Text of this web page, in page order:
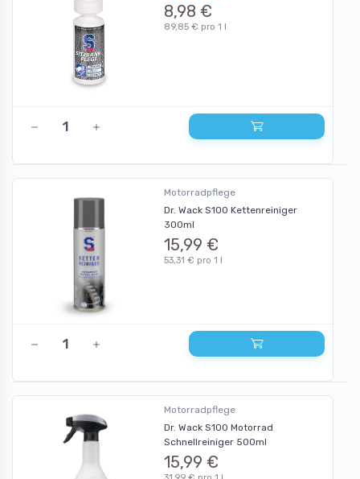
8,98 €
89,85 € pro 1 l
Motorradpflege
Dr. Wack S100 Kettenreiniger
300ml
15,99 €
53,31 € pro 1 l
Motorradpflege
Dr. Wack S100 Motorrad
Schnellreiniger 500ml
15,99 €